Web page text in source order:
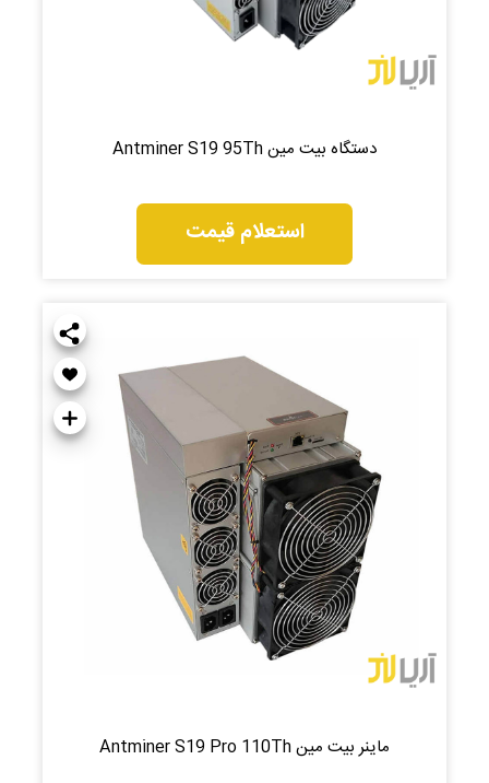
دستگاه بیت مین Antminer S19 95Th
استعلام قیمت
ماینر بیت مین Antminer S19 Pro 110Th